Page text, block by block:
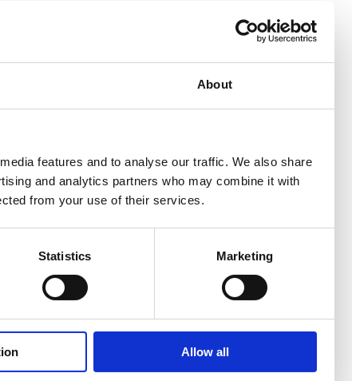
About
features and to analyse our traffic. We also share
and analytics partners who may combine it with
from your use of their services.
Statistics Marketing
Allow all